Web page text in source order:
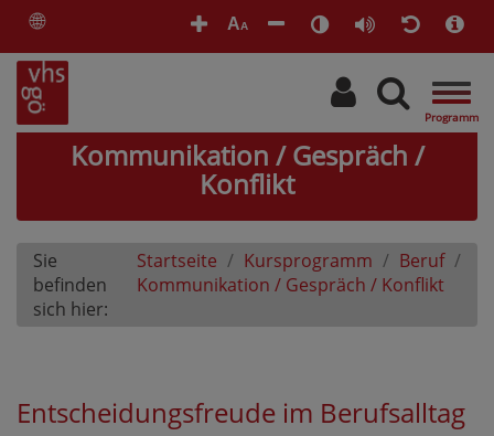
🌐 AA
Kommunikation / Gespräch /
Konflikt
Sie
befinden
sich hier:
Startseite Kursprogramm
Beruf
Kommunikation / Gespräch / Konflikt
Entscheidungsfreude im Berufsalltag